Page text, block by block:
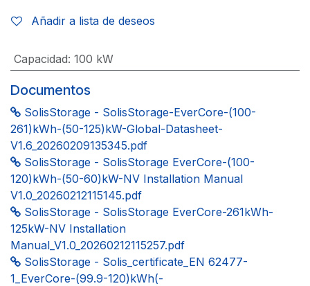
Añadir a lista de deseos
Capacidad: 100 kW
Documentos
SolisStorage - SolisStorage-EverCore-(100-
261)kWh-(50-125)kW-Global-Datasheet-
V1.6_20260209135345.pdf
SolisStorage - SolisStorage EverCore-(100-
120)kWh-(50-60)kW-NV Installation Manual
V1.0_20260212115145.pdf
SolisStorage - SolisStorage EverCore-261kWh-
125kW-NV Installation
Manual_V1.0_20260212115257.pdf
SolisStorage - Solis_certificate_EN 62477-
1_EverCore-(99.9-120)kWh(-